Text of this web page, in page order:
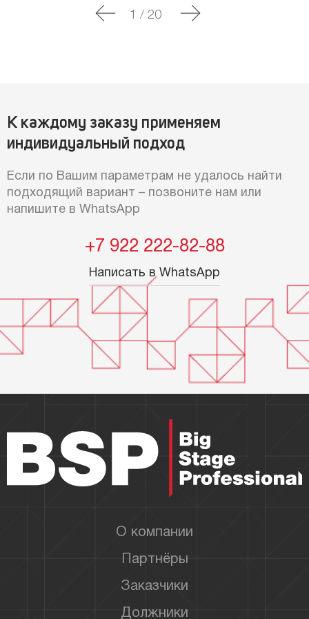
1 / 20
К каждому заказу применяем
индивидуальный подход
Если по Вашим параметрам не удалось найти
подходящий вариант – позвоните нам или
напишите в WhatsApp
+7 922 222-82-88
Написать в WhatsApp
О компании
Партнёры
Заказчики
Должники